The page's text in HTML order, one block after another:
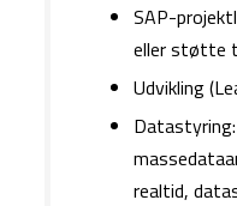
SAP-
eller støtte
​Udvikling
realtid,